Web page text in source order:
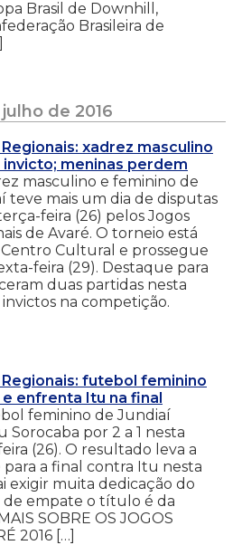
Brasil de Downhill,
Brasileira de
de 2016
xadrez masculino
invicto; meninas perdem
masculino e feminino de
teve mais um dia de disputas
feira (26) pelos Jogos
de Avaré. O torneio está
Cultural e prossegue
feira (29). Destaque para
duas partidas nesta
na competição.
futebol feminino
enfrenta Itu na final
feminino de Jundiaí
Sorocaba por 2 a 1 nesta
(26). O resultado leva a
para a final contra Itu nesta
exigir muita dedicação do
de empate o título é da
SOBRE OS JOGOS
2016 […]